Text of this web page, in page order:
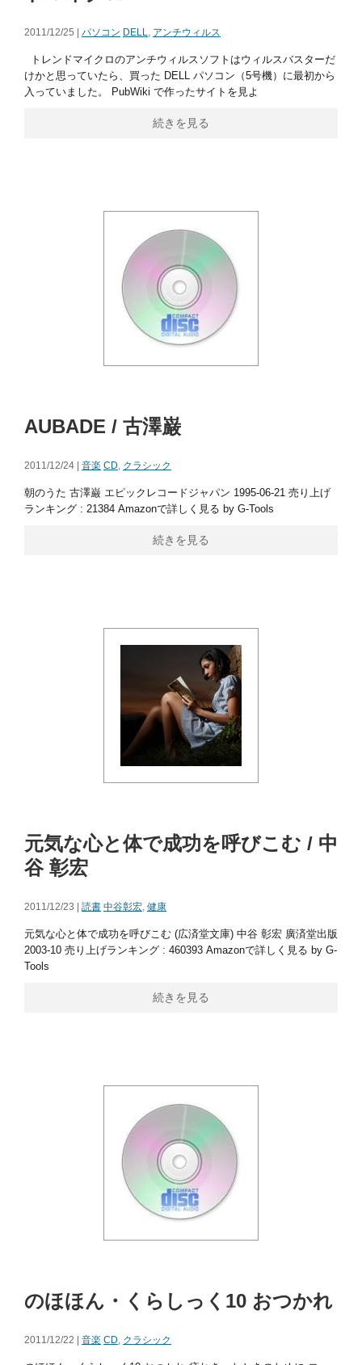
2011/12/25 | パソコン DELL, アンチウィルス
トレンドマイクロのアンチウィルスソフトはウィルスバスターだ
けかと思っていたら、買った DELL パソコン（5号機）に最初から
入っていました。 PubWiki で作ったサイトを見よ
続きを見る
AUBADE / 古澤巌
2011/12/24 | 音楽 CD, クラシック
朝のうた 古澤巌 エピックレコードジャパン 1995-06-21 売り上げ
ランキング : 21384 Amazonで詳しく見る by G-Tools
続きを見る
元気な心と体で成功を呼びこむ / 中
谷 彰宏
2011/12/23 | 読書 中谷彰宏, 健康
元気な心と体で成功を呼びこむ (広済堂文庫) 中谷 彰宏 廣済堂出版
2003-10 売り上げランキング : 460393 Amazonで詳しく見る by G-
Tools
続きを見る
のほほん・くらしっく10 おつかれ
2011/12/22 | 音楽 CD, クラシック